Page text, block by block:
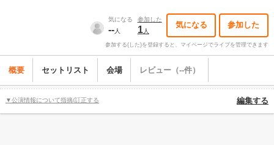
気になる
--人
参加した
1人
気になる 参加した
参加する(した)を登録すると、マイページでライブを管理できます
概要 セットリスト 会場 レビュー（--件）
▼公演情報について指摘/訂正する 編集する